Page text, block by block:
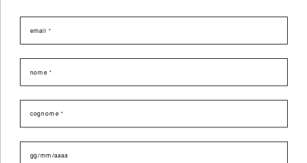
email
nome
cognome
data di nascita